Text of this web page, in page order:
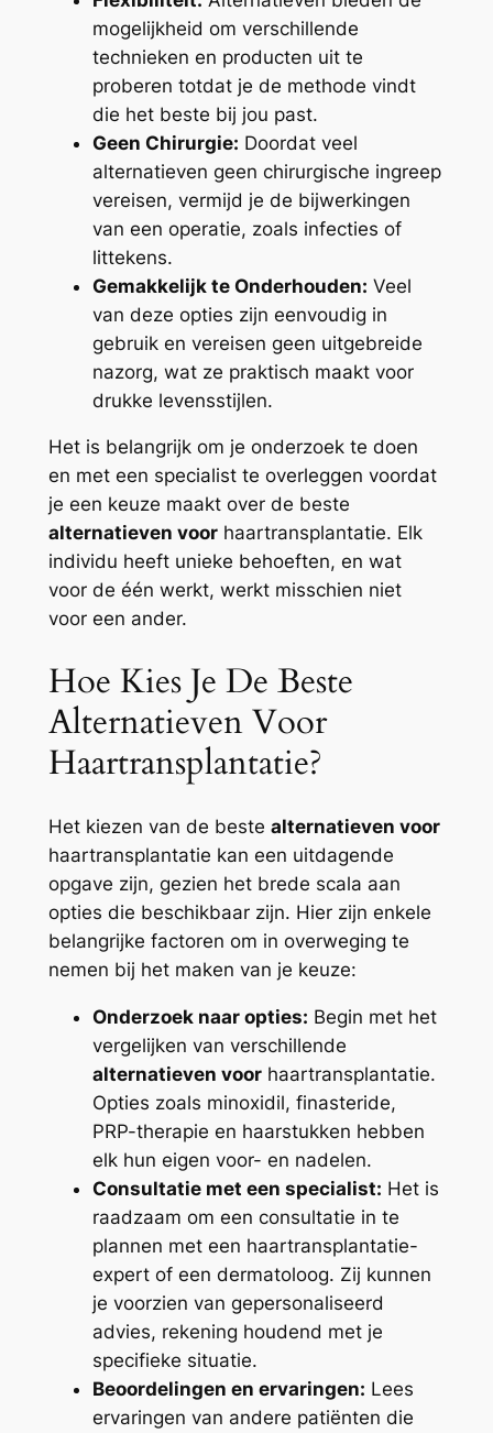
mogelijkheid om verschillende
technieken en producten uit te
proberen totdat je de methode vindt
die het beste bij jou past.
Geen Chirurgie: Doordat veel
alternatieven geen chirurgische ingreep
vereisen, vermijd je de bijwerkingen
van een operatie, zoals infecties of
littekens.
Gemakkelijk te Onderhouden: Veel
van deze opties zijn eenvoudig in
gebruik en vereisen geen uitgebreide
nazorg, wat ze praktisch maakt voor
drukke levensstijlen.
Het is belangrijk om je onderzoek te doen
en met een specialist te overleggen voordat
je een keuze maakt over de beste
alternatieven voorhaartransplantatie. Elk
individu heeft unieke behoeften, en wat
voor de één werkt, werkt misschien niet
voor een ander.
Hoe Kies Je De Beste
Alternatieven Voor
Haartransplantatie?
Het kiezen van de beste alternatieven voor
haartransplantatie kan een uitdagende
opgave zijn, gezien het brede scala aan
opties die beschikbaar zijn. Hier zijn enkele
belangrijke factoren om in overweging te
nemen bij het maken van je keuze:
Onderzoek naar opties: Begin met het
vergelijken van verschillende
alternatieven voorhaartransplantatie.
Opties zoals minoxidil, finasteride,
PRP-therapie en haarstukken hebben
elk hun eigen voor- en nadelen.
Consultatie met een specialist: Het is
raadzaam om een consultatie in te
plannen met een haartransplantatie-
expert of een dermatoloog. Zij kunnen
je voorzien van gepersonaliseerd
advies, rekening houdend met je
specifieke situatie.
Beoordelingen en ervaringen: Lees
ervaringen van andere patiënten die